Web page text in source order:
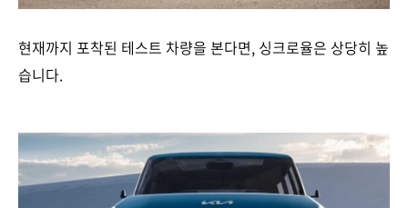
현재까지 포착된 테스트 차량을 본다면, 싱크로율은 상당히 높
습니다.